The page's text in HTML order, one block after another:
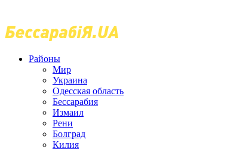
Районы
Мир
Украина
Одесская область
Бессарабия
Измаил
Рени
Болград
Килия